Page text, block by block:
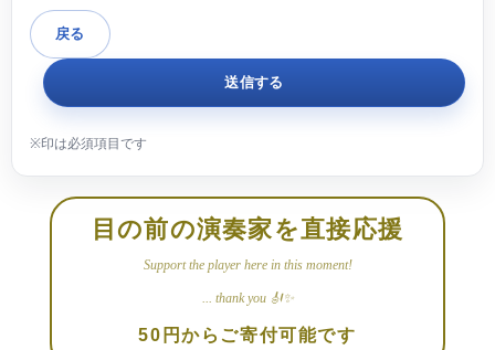
目の前の演奏家を直接応援
Support the player here in this moment!
... thank you 🎻✨
50円からご寄付可能です